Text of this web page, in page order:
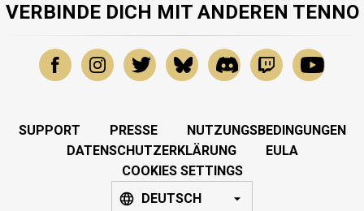
VERBINDE DICH MIT ANDEREN TENNO
SUPPORT PRESSE
NUTZUNGSBEDINGUNGEN
DATENSCHUTZERKLÄRUNG
EULA
COOKIES SETTINGS
DEUTSCH